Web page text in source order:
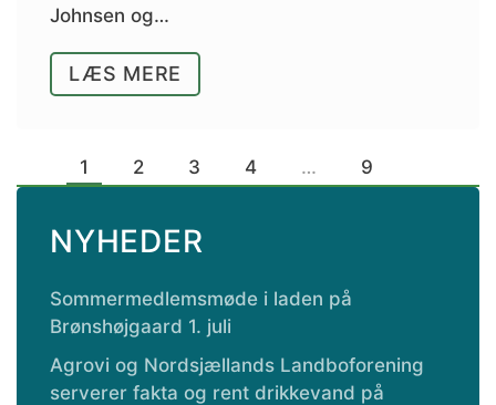
Johnsen og…
LÆS MERE
1 2 3 4 … 9
NYHEDER
Sommermedlemsmøde i laden på
Brønshøjgaard 1. juli
Agrovi og Nordsjællands Landboforening
serverer fakta og rent drikkevand på